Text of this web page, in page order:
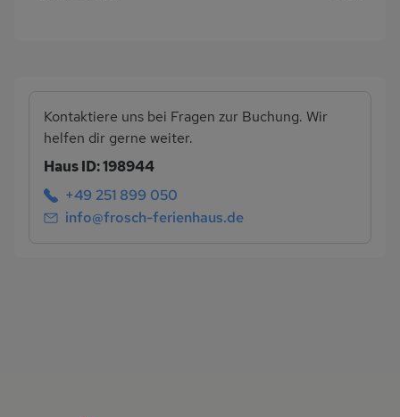
Kontaktiere uns bei Fragen zur Buchung. Wir
helfen dir gerne weiter.
Haus ID: 198944
+49 251 899 050
info@frosch-ferienhaus.de